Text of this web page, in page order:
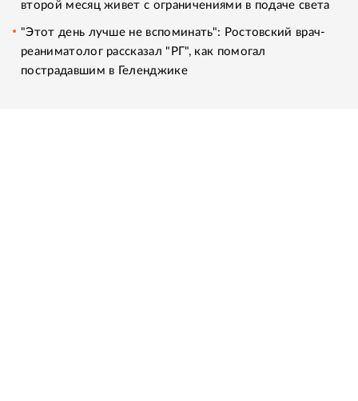
второй месяц живет с ограничениями в подаче света
"Этот день лучше не вспоминать": Ростовский врач-
реаниматолог рассказал "РГ", как помогал
пострадавшим в Геленджике